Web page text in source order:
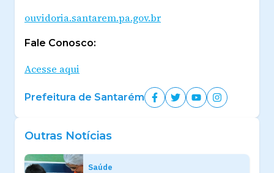
ouvidoria.santarem.pa.gov.br
Fale Conosco:
Acesse aqui
Prefeitura de Santarém
Outras Notícias
Saúde